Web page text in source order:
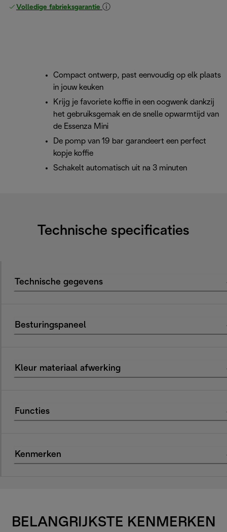
Volledige fabrieksgarantie
Compact ontwerp, past eenvoudig op elk plaats
in jouw keuken
Krijg je favoriete koffie in een oogwenk dankzij
het gebruiksgemak en de snelle opwarmtijd van
de Essenza Mini
De pomp van 19 bar garandeert een perfect
kopje koffie
Schakelt automatisch uit na 3 minuten
Technische specificaties
Technische gegevens
Besturingspaneel
Kleur materiaal afwerking
Functies
Kenmerken
BELANGRIJKSTE KENMERKEN